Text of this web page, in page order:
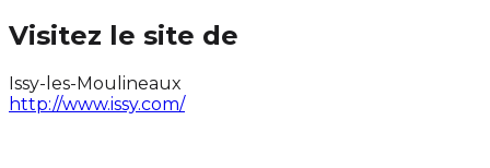
Visitez le site de
Issy-les-Moulineaux
http://www.issy.com/